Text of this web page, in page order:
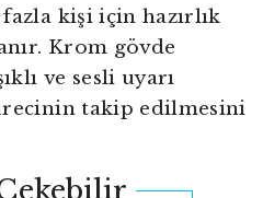
kişi için hazırlık
Krom gövde
ve sesli uyarı
takip edilmesini